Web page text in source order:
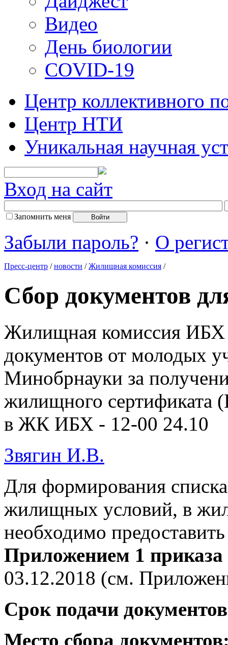
Видео
День биологии
COVID-19
Центр коллективного
Центр НТИ
Уникальная научная
Вход на сайт
Запомнить меня
Забыли пароль? · О
Пресс-центр /новости /Жилищная комиссия /
Сбор документов
Жилищная комиссия ИБХ
документов от молодых
Минобрнауки за
жилищного сертификата
в ЖК ИБХ - 12-00 24.10
Звягин И.В.
Для формирования
жилищных условий, в
необходимо
Приложением 1
03.12.2018 (см.
Срок подачи
Место сбора